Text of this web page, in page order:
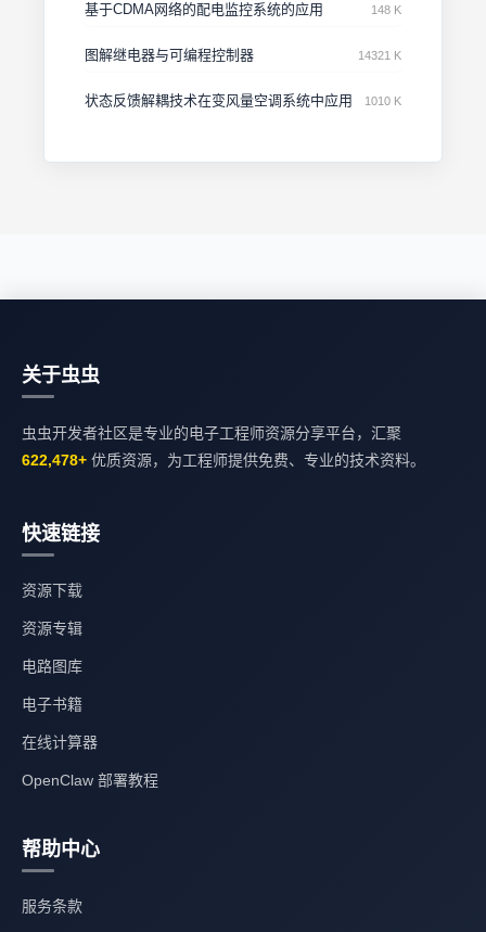
基于CDMA网络的配电监控系统的应用 148 K
图解继电器与可编程控制器 14321 K
状态反馈解耦技术在变风量空调系统中应用 1010 K
关于虫虫
虫虫开发者社区是专业的电子工程师资源分享平台，汇聚
622,478+ 优质资源，为工程师提供免费、专业的技术资料。
快速链接
资源下载
资源专辑
电路图库
电子书籍
在线计算器
OpenClaw 部署教程
帮助中心
服务条款